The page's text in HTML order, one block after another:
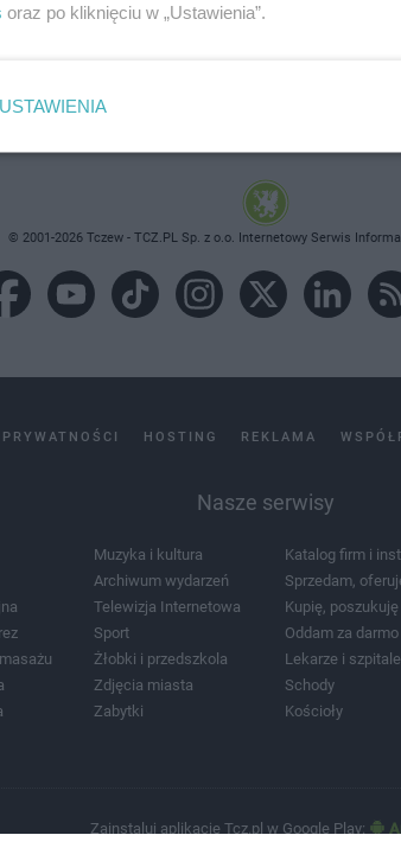
© 2001-2026 Tczew - TCZ.PL Sp. z o.o. Internetowy Serwis
HOSTING REKLAMA
Nasze serwisy
Muzyka i kultura
Archiwum wydarzeń
Telewizja Internetowa
Sport
Żłobki i przedszkola
Zdjęcia miasta
Zabytki
Katalog firm i
Sprzedam,
Kupię, poszukuję
Oddam za darmo
Lekarze i szpitale
Schody
Kościoły
Zainstaluj aplikację Tcz.pl w Google Play:
oraz po kliknięciu w „Ustawienia”.
USTAWIENIA